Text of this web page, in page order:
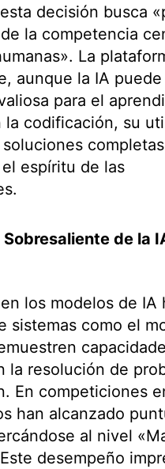
decisión busca
la competencia
La
aunque la IA
para el
la codificación, su
completas
espíritu de las
de la
los modelos de IA
sistemas como el
la resolución de
En competiciones
han alcanzado
al nivel
desempeño